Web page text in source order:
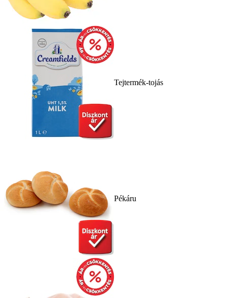
Tejtermék-tojás
Pékáru